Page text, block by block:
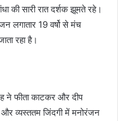
की सारी रात दर्शक झूमते रहे।
लगातार 19 वर्षो से मंच
रहा है।
ने फीता काटकर और दीप
व्यस्ततम जिंदगी में मनोरंजन